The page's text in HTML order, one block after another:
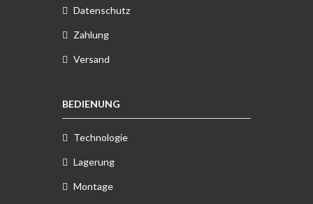
Datenschutz
Zahlung
Versand
BEDIENUNG
Technologie
Lagerung
Montage